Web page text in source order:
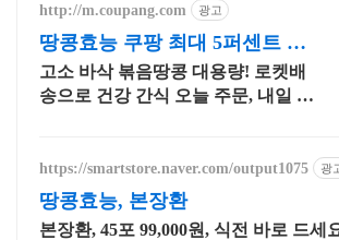
http://m.coupang.com 광고
땅콩효능 쿠팡 최대 5퍼센트 적
립
고소 바삭 볶음땅콩 대용량! 로켓배
송으로 건강 간식 오늘 주문, 내일 도
게!
https://smartstore.naver.com/output1075 광
땅콩효능, 본장환
본장환, 45포 99,000원, 식전 바로 드세